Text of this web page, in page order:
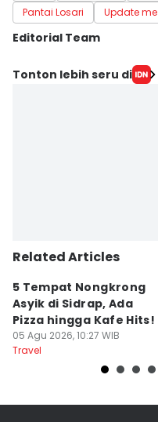
Pantai Losari
Update me
Editorial Team
Editor
Tonton lebih seru di
Related Articles
5 Tempat Nongkrong
Asyik di Sidrap, Ada
Pizza hingga Kafe Hits!
05 Agu 2026, 10:27 WIB
Travel